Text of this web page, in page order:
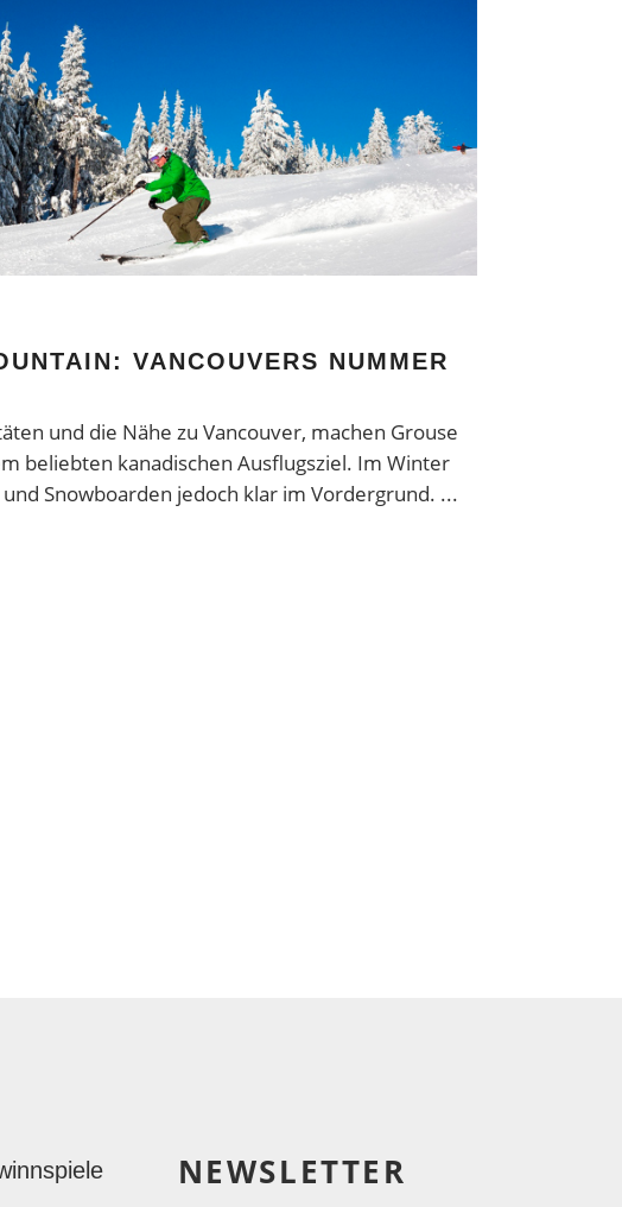
VANCOUVERS NUMMER
und die Nähe zu Vancouver, machen Grouse
beliebten kanadischen Ausflugsziel. Im Winter
Snowboarden jedoch klar im Vordergrund.
NEWSLETTER